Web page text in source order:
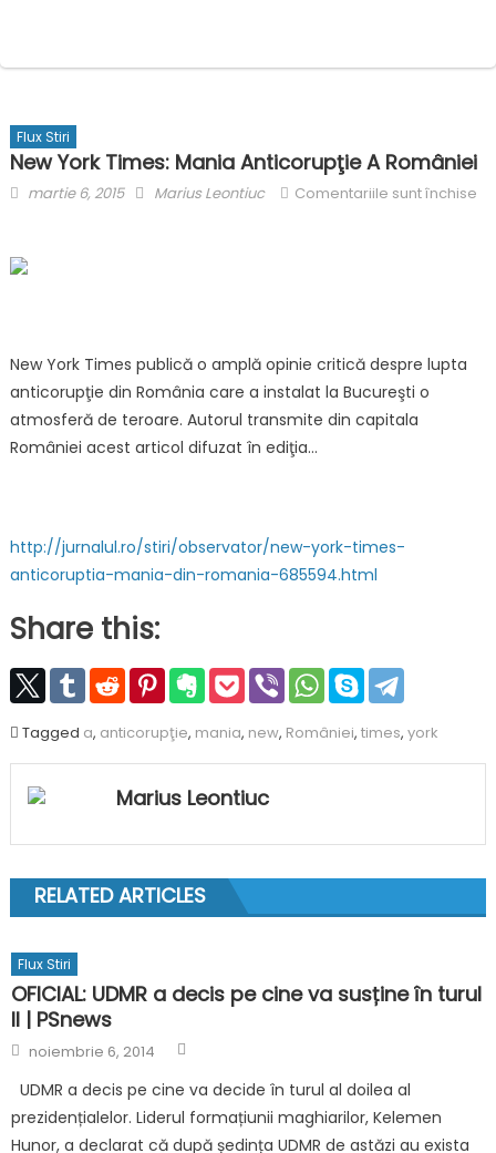
Flux Stiri
New York Times: Mania Anticorupţie A României
Posted
martie 6, 2015 Author
Marius Leontiuc
Comentariile sunt închise
York
a
României
New York Times publică o amplă opinie critică despre lupta
anticorupţie din România care a instalat la Bucureşti o
atmosferă de teroare. Autorul transmite din capitala
României acest articol difuzat în ediţia…
http://jurnalul.ro/stiri/observator/new-york-times-
anticoruptia-mania-din-romania-685594.html
Share this:
Tagged a, anticorupţie, mania, new, României, times, york
Marius Leontiuc
RELATED ARTICLES
Flux Stiri
OFICIAL: UDMR a decis pe cine va susține în turul
II | PSnews
Posted
on
noiembrie 6, 2014
UDMR a decis pe cine va decide în turul al doilea al
prezidențialelor. Liderul formațiunii maghiarilor, Kelemen
Hunor, a declarat că după ședința UDMR de astăzi au exista